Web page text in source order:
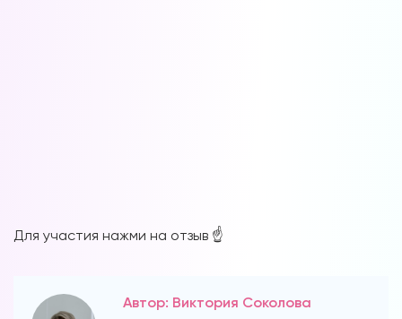
Для участия нажми на отзыв ☝️
Автор: Виктория Соколова
Форум на сайте